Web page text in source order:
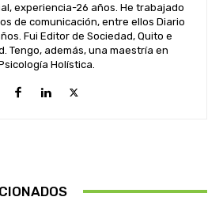
experiencia-26 años. He trabajado
de comunicación, entre ellos Diario
Fui Editor de Sociedad, Quito e
Tengo, además, una maestría en
Holística.